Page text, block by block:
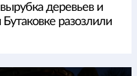
деревьев и
разозлили